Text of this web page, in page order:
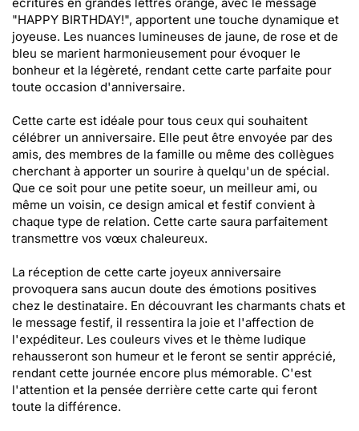
"HAPPY BIRTHDAY!", apportent une touche dynamique et
joyeuse. Les nuances lumineuses de jaune, de rose et de
bleu se marient harmonieusement pour évoquer le
bonheur et la légèreté, rendant cette carte parfaite pour
toute occasion d'anniversaire.
Cette carte est idéale pour tous ceux qui souhaitent
célébrer un anniversaire. Elle peut être envoyée par des
amis, des membres de la famille ou même des collègues
cherchant à apporter un sourire à quelqu'un de spécial.
Que ce soit pour une petite soeur, un meilleur ami, ou
même un voisin, ce design amical et festif convient à
chaque type de relation. Cette carte saura parfaitement
transmettre vos vœux chaleureux.
La réception de cette carte joyeux anniversaire
provoquera sans aucun doute des émotions positives
chez le destinataire. En découvrant les charmants chats et
le message festif, il ressentira la joie et l'affection de
l'expéditeur. Les couleurs vives et le thème ludique
rehausseront son humeur et le feront se sentir apprécié,
rendant cette journée encore plus mémorable. C'est
l'attention et la pensée derrière cette carte qui feront
toute la différence.